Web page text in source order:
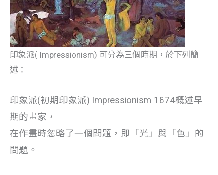
印象派( Impressionism) 可分為三個時期，於下列簡
述：
印象派(初期印象派) Impressionism 1874概述早
期的畫家，
在作畫時忽略了一個問題，即「光」與「色」的
問題。